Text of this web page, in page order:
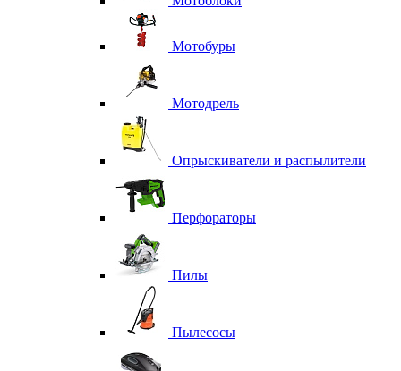
Мотобуры
Мотодрель
Опрыскиватели и распылители
Перфораторы
Пилы
Пылесосы